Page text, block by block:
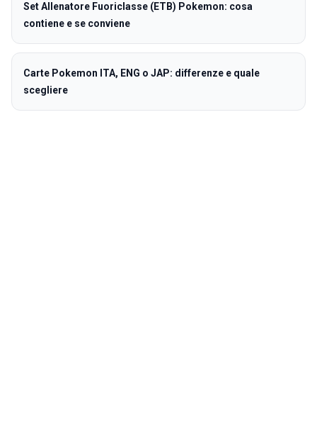
Set Allenatore Fuoriclasse (ETB) Pokemon: cosa
contiene e se conviene
Carte Pokemon ITA, ENG o JAP: differenze e quale
scegliere